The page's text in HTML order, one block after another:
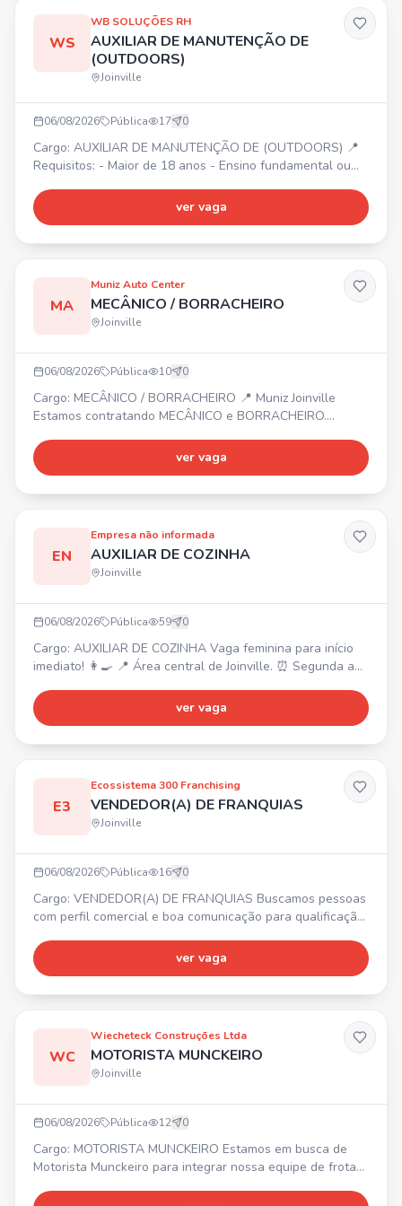
enviar o PDF DA CARTEIRA DIGITAL DE TRABALHO para
47 984895302
WS
WB SOLUÇÕES RH
AUXILIAR DE MANUTENÇÃO DE
(OUTDOORS)
Joinville
06/08/2026 Pública 17 0
Cargo: AUXILIAR DE MANUTENÇÃO DE (OUTDOORS) 📍
Requisitos: - Maior de 18 anos - Ensino fundamental ou
Conhecimento básico em instalação, montagem ou
serralheria - Disponibilidade para trabalhar em altura e
ver vaga
MA
Muniz Auto Center
MECÂNICO / BORRACHEIRO
Joinville
06/08/2026 Pública 10 0
Cargo: MECÂNICO / BORRACHEIRO 📍 Muniz Joinville
Estamos contratando MECÂNICO e BORRACHEIRO.
informado.
ver vaga
EN
Empresa não informada
AUXILIAR DE COZINHA
Joinville
06/08/2026 Pública 59 0
Cargo: AUXILIAR DE COZINHA Vaga feminina para início
imediato! 👩‍🍳 📍 Área central de Joinville. ⏰ Segunda a
prêmio assiduidade R$ 600 (conforme desempenho).
Experiência na área e trabalho em equipe são diferenciais.
ver vaga
E3
Ecossistema 300 Franchising
VENDEDOR(A) DE FRANQUIAS
Joinville
06/08/2026 Pública 16 0
Cargo: VENDEDOR(A) DE FRANQUIAS Buscamos pessoas
com perfil comercial e boa comunicação para qualificação
com vendas high ticket, familiaridade com CRM. 💰
Remuneração fixa de R$3.200,00 + variável agressiva e
ver vaga
WC
Wiecheteck Construções Ltda
MOTORISTA MUNCKEIRO
Joinville
06/08/2026 Pública 12 0
Cargo: MOTORISTA MUNCKEIRO Estamos em busca de
Motorista Munckeiro para integrar nossa equipe de frotas.